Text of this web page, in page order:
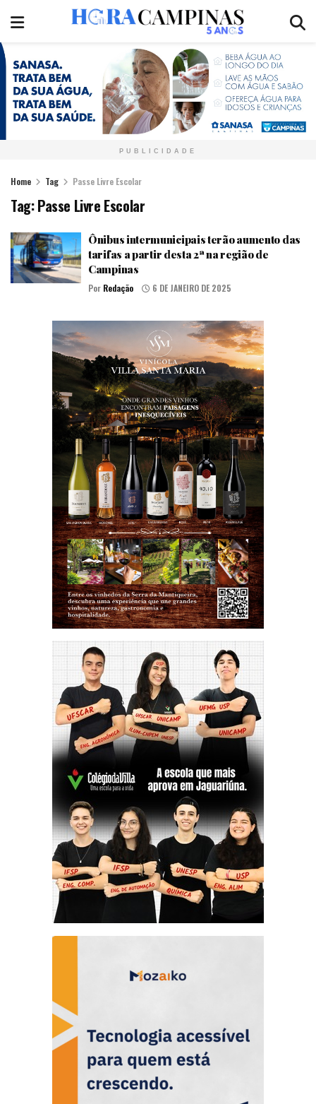
PUBLICIDADE
Home Tag Passe Livre Escolar
Tag:Passe Livre Escolar
Ônibus intermunicipais terão aumento das
tarifas a partir desta 2ª na região de
Campinas
Por Redação 6 DE JANEIRO DE 2025